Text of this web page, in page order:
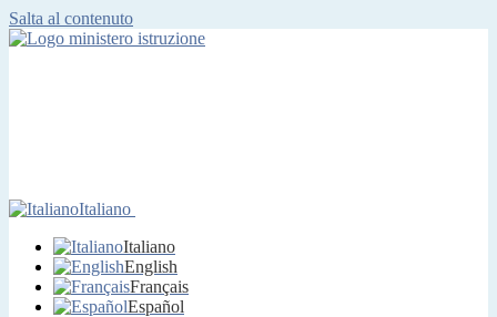
Salta al contenuto
Italiano
Italiano
English
Français
Español